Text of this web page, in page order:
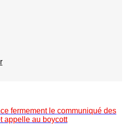
fermement le communiqué des
appelle au boycott